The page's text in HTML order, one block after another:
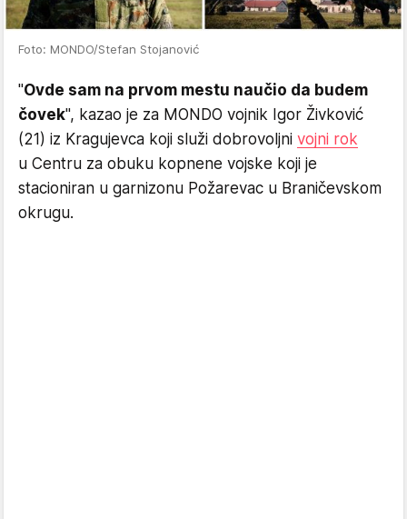
Foto: MONDO/Stefan Stojanović
"Ovde sam na prvom mestu naučio da budem
čovek", kazao je za MONDO vojnik Igor Živković
(21) iz Kragujevca koji služi dobrovoljni vojni rok
u Centru za obuku kopnene vojske koji je
stacioniran u garnizonu Požarevac u Braničevskom
okrugu.